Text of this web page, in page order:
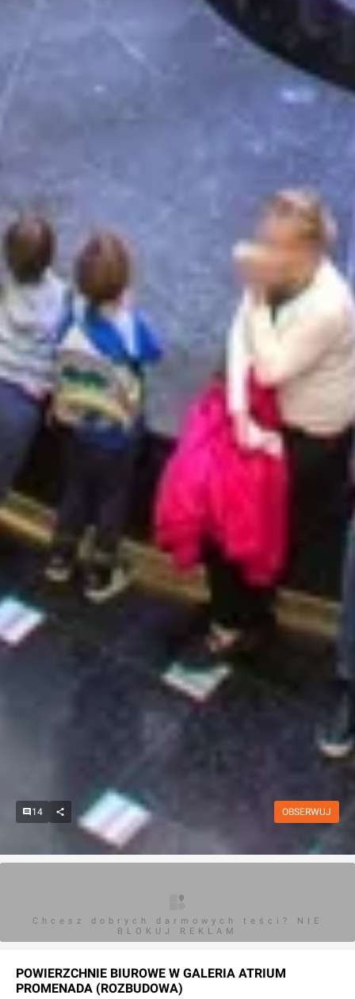
14 OBSERWUJ
Chcesz dobrych darmowych teści? NIE
BLOKUJ REKLAM
POWIERZCHNIE BIUROWE W GALERIA ATRIUM
PROMENADA (ROZBUDOWA)